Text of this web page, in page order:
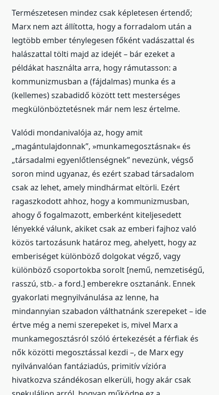
Természetesen mindez csak képletesen értendő;
Marx nem azt állította, hogy a forradalom után a
legtöbb ember ténylegesen főként vadászattal és
halászattal tölti majd az idejét – bár ezeket a
példákat használta arra, hogy rámutasson: a
kommunizmusban a (fájdalmas) munka és a
(kellemes) szabadidő között tett mesterséges
megkülönböztetésnek már nem lesz értelme.
Valódi mondanivalója az, hogy amit
„magántulajdonnak”, »munkamegosztásnak« és
„társadalmi egyenlőtlenségnek” nevezünk, végső
soron mind ugyanaz, és ezért szabad társadalom
csak az lehet, amely mindhármat eltörli. Ezért
ragaszkodott ahhoz, hogy a kommunizmusban,
ahogy ő fogalmazott, emberként kiteljesedett
lényekké válunk, akiket csak az emberi fajhoz való
közös tartozásunk határoz meg, ahelyett, hogy az
emberiséget különböző dolgokat végző, vagy
különböző csoportokba sorolt [nemű, nemzetiségű,
rasszú, stb.- a ford.] emberekre osztanánk. Ennek
gyakorlati megnyilvánulása az lenne, ha
mindannyian szabadon válthatnánk szerepeket – ide
értve még a nemi szerepeket is, mivel Marx a
munkamegosztásról szóló értekezését a férfiak és
nők közötti megosztással kezdi –, de Marx egy
nyilvánvalóan fantáziadús, primitív vízióra
hivatkozva szándékosan elkerüli, hogy akár csak